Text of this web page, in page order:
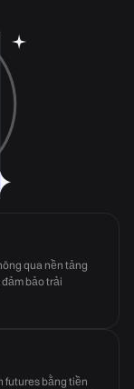
qua nền tảng
bảo trải
futures bằng tiền